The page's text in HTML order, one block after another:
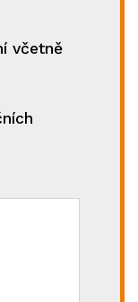
včetně